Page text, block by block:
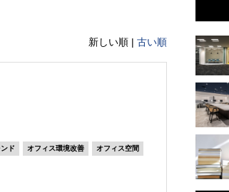
新しい順 | 古い順
ド オフィス環境改善 オフィス空間